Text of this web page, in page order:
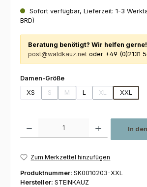
Sofort verfügbar, Lieferzeit: 1-3
BRD)
Beratung benötigt? Wir helfen gerne!
post@waldkauz.net oder +49 (0)2131
Damen-Größeauswählen
XS
S
(Diese Option ist zurzeit nicht
M
(Diese Option ist zurzeit nicht
L XL
(Diese Option
XXL
In
Zum Merkzettel hinzufügen
Produktnummer: SK0010203-XXL
Hersteller: STEINKAUZ